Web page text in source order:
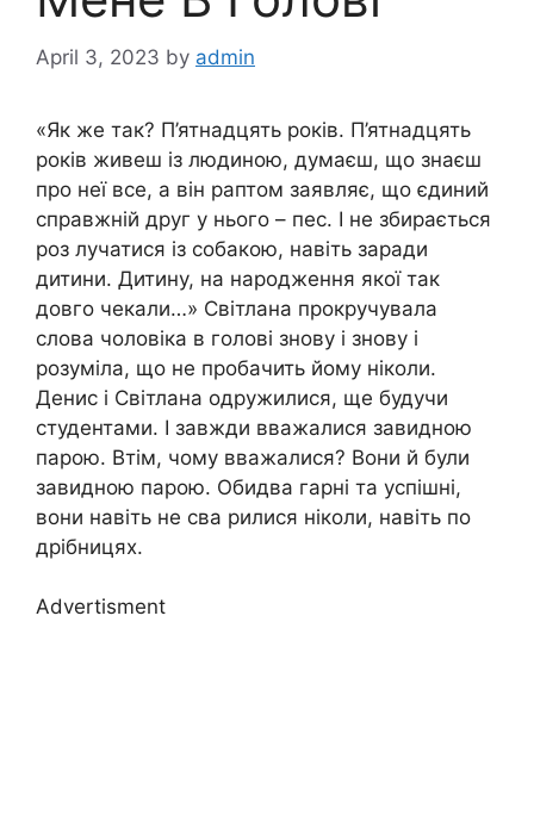
April 3, 2023 by admin
«Як же так? П’ятнадцять років. П’ятнадцять
років живеш із людиною, думаєш, що знаєш
про неї все, а він раптом заявляє, що єдиний
справжній друг у нього – пес. І не збирається
роз лучатися із собакою, навіть заради
дитини. Дитину, на народження якої так
довго чекали…» Світлана прокручувала
слова чоловіка в голові знову і знову і
розуміла, що не пробачить йому ніколи.
Денис і Світлана одружилися, ще будучи
студентами. І завжди вважалися завидною
парою. Втім, чому вважалися? Вони й були
завидною парою. Обидва гарні та успішні,
вони навіть не сва рилися ніколи, навіть по
дрібницях.
Advertisment